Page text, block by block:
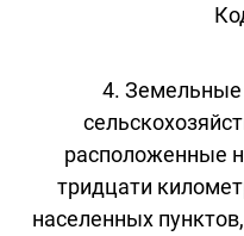
4. Земельные
расположенные
тридцати
населенных